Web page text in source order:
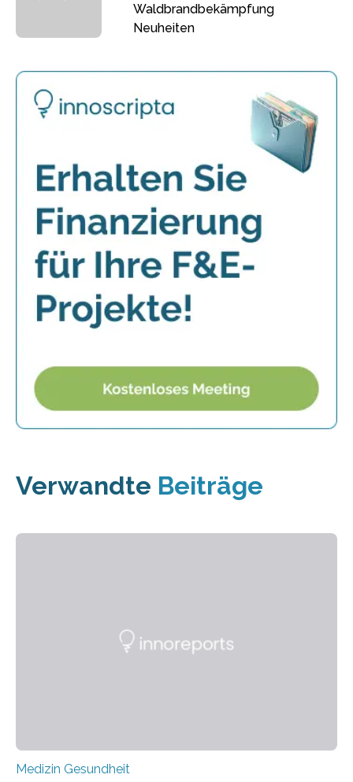
Waldbrandbekämpfung
Neuheiten
Verwandte Beiträge
Medizin Gesundheit